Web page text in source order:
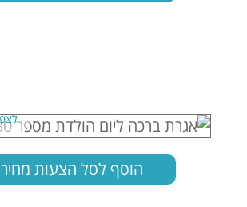
הוסף לסל הצעות מחיר